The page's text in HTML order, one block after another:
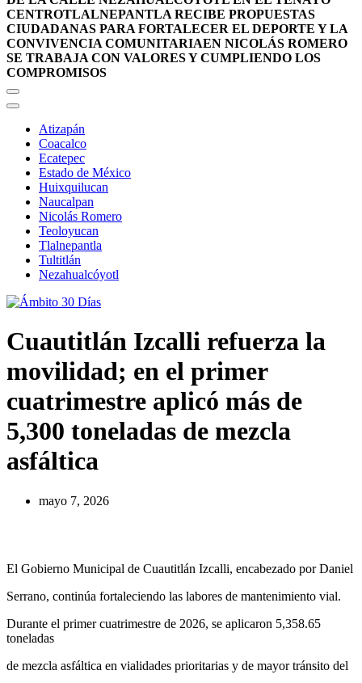
CENTROTLALNEPANTLA RECIBE PROPUESTAS
CIUDADANAS PARA FORTALECER EL DEPORTE Y LA
CONVIVENCIA COMUNITARIAEN NICOLÁS ROMERO
SE TRABAJA CON VALORES Y CUMPLIENDO LOS
COMPROMISOS
Atizapán
Coacalco
Ecatepec
Estado de México
Huixquilucan
Naucalpan
Nicolás Romero
Teoloyucan
Tlalnepantla
Tultitlán
Nezahualcóyotl
Cuautitlán Izcalli refuerza la
movilidad; en el primer
cuatrimestre aplicó más de
5,300 toneladas de mezcla
asfáltica
mayo 7, 2026
El Gobierno Municipal de Cuautitlán Izcalli, encabezado por Daniel
Serrano, continúa fortaleciendo las labores de mantenimiento vial.
Durante el primer cuatrimestre de 2026, se aplicaron 5,358.65
toneladas
de mezcla asfáltica en vialidades prioritarias y de mayor tránsito del